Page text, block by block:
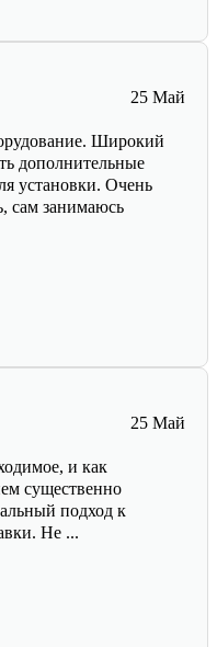
25 Май
Широкий
дополнительные
установки. Очень
сам занимаюсь
25 Май
и как
существенно
подход к
Не ...